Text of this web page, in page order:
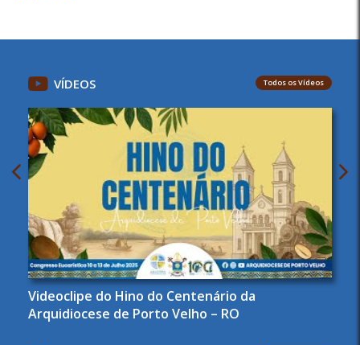
VÍDEOS Todos os Vídeos
Videoclipe do Hino do Centenário da
Arquidiocese de Porto Velho – RO